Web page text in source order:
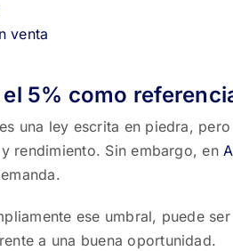
venta
5% como
una ley escrita en piedra,
rendimiento. Sin embargo, en
ese umbral, puede
a una buena oportunidad.